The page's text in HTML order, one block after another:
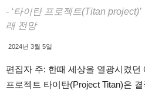
- ‘타이탄 프로젝트(Titan
래 전망
2024년 3월 5일
편집자 주: 한때 세상을 열광시켰
프로젝트 타이탄(Project Titan)은